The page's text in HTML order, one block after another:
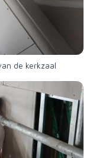
de kerkzaal